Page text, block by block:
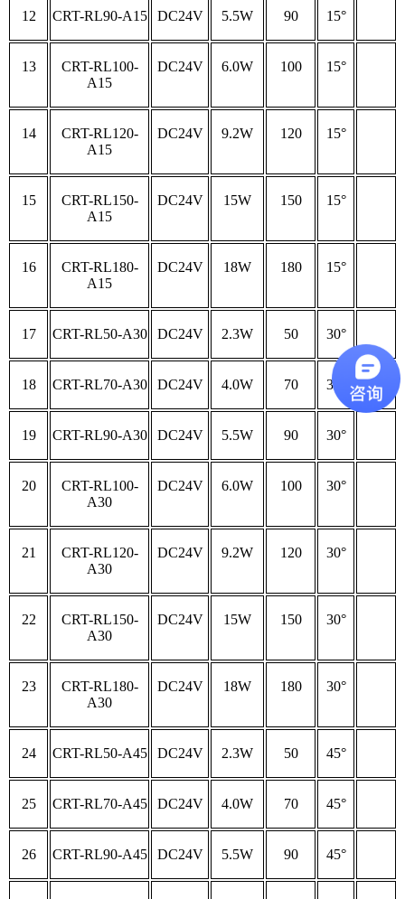
12 CRT-RL90-A15 DC24V 5.5W 90 15°
13
CRT-RL100-
A15
DC24V 6.0W 100 15°
14
CRT-RL120-
A15
DC24V 9.2W 120 15°
15
CRT-RL150-
A15
DC24V 15W 150 15°
16
CRT-RL180-
A15
DC24V 18W 180 15°
17 CRT-RL50-A30 DC24V 2.3W 50 30°
18 CRT-RL70-A30 DC24V 4.0W 70 30°
19 CRT-RL90-A30 DC24V 5.5W 90 30°
20
CRT-RL100-
A30
DC24V 6.0W 100 30°
21
CRT-RL120-
A30
DC24V 9.2W 120 30°
22
CRT-RL150-
A30
DC24V 15W 150 30°
23
CRT-RL180-
A30
DC24V 18W 180 30°
24 CRT-RL50-A45 DC24V 2.3W 50 45°
25 CRT-RL70-A45 DC24V 4.0W 70 45°
26 CRT-RL90-A45 DC24V 5.5W 90 45°